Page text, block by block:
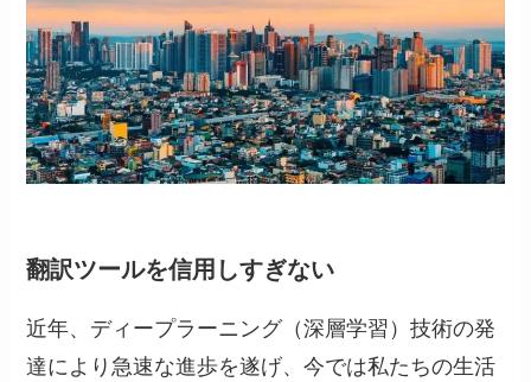
翻訳ツールを信用しすぎない
近年、ディープラーニング（深層学習）技術の発
達により急速な進歩を遂げ、今では私たちの生活